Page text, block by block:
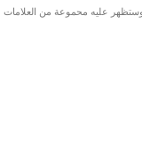
عليه محموعة من العلامات